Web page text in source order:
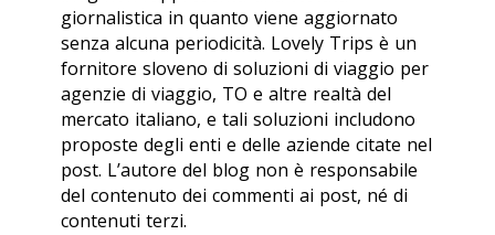
giornalistica in quanto viene aggiornato
senza alcuna periodicità. Lovely Trips è un
fornitore sloveno di soluzioni di viaggio per
agenzie di viaggio, TO e altre realtà del
mercato italiano, e tali soluzioni includono
proposte degli enti e delle aziende citate nel
post. L’autore del blog non è responsabile
del contenuto dei commenti ai post, né di
contenuti terzi.